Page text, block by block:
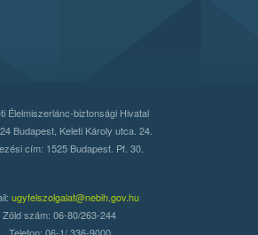
Élelmiszerlánc-biztonsági Hivatal
Budapest, Keleti Károly utca. 24.
cím: 1525 Budapest. Pf. 30.
ugyfelszolgalat@nebih.gov.hu
Zöld szám: 06-80/263-244